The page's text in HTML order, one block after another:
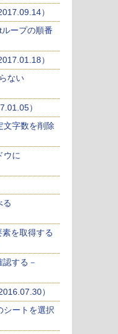
）
ープの順番
）
ない
）
文字数を削除
ウに
る
を取得する
する－
）
シートを選択